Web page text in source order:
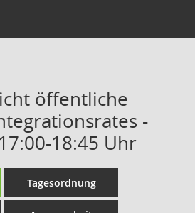
öffentliche
-
18:45 Uhr
Tagesordnung